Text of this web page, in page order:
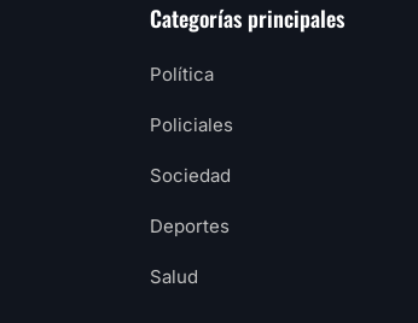
Categorías principales
Política
Policiales
Sociedad
Deportes
Salud